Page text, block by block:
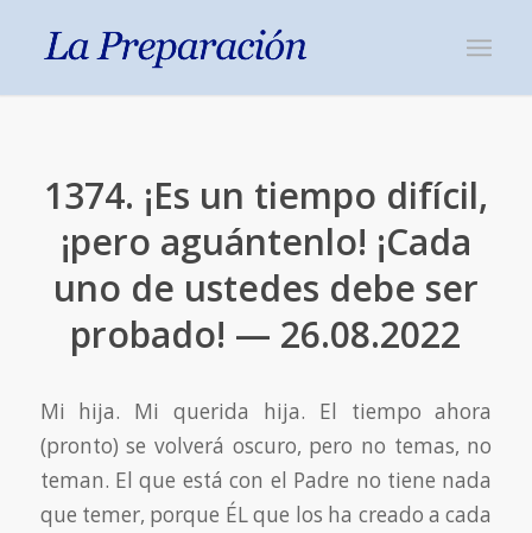
1374. ¡Es un tiempo difícil,
¡pero aguántenlo! ¡Cada
uno de ustedes debe ser
probado! — 26.08.2022
Mi hija. Mi querida hija. El tiempo ahora
(pronto) se volverá oscuro, pero no temas, no
teman. El que está con el Padre no tiene nada
que temer, porque ÉL que los ha creado a cada